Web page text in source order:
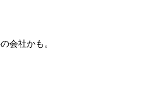
会社かも。